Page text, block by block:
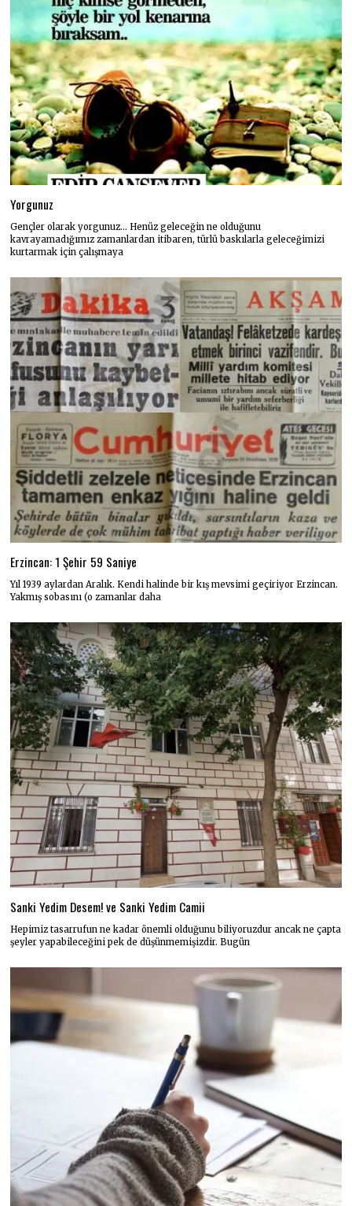
Yorgunuz
Gençler olarak yorgunuz… Henüz geleceğin ne olduğunu
kavrayamadığımız zamanlardan itibaren, türlü baskılarla geleceğimizi
kurtarmak için çalışmaya
Erzincan: 1 Şehir 59 Saniye
Yıl 1939 aylardan Aralık. Kendi halinde bir kış mevsimi geçiriyor Erzincan.
Yakmış sobasını (o zamanlar daha
Sanki Yedim Desem! ve Sanki Yedim Camii
Hepimiz tasarrufun ne kadar önemli olduğunu biliyoruzdur ancak ne çapta
şeyler yapabileceğini pek de düşünmemişizdir. Bugün